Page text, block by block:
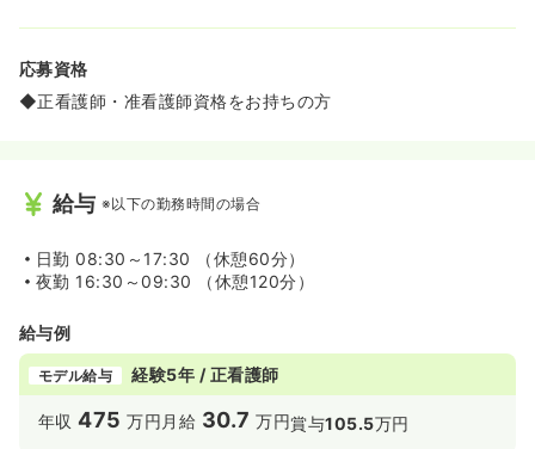
応募資格
◆正看護師・准看護師資格をお持ちの方
給与 ※以下の勤務時間の場合
日勤 08:30～17:30 （休憩60分）
夜勤 16:30～09:30 （休憩120分）
給与例
モデル給与 経験5年 / 正看護師
年収475 万円 月給 30.7 万円賞与105.5万円